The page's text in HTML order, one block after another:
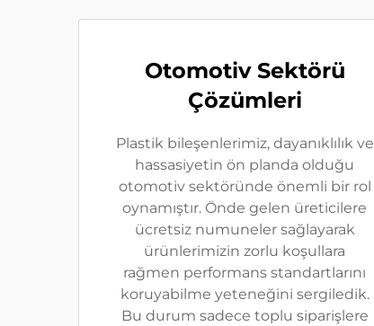
Otomotiv Sektörü
Çözümleri
Plastik bileşenlerimiz, dayanıklılık ve
hassasiyetin ön planda olduğu
otomotiv sektöründe önemli bir rol
oynamıştır. Önde gelen üreticilere
ücretsiz numuneler sağlayarak
ürünlerimizin zorlu koşullara
rağmen performans standartlarını
koruyabilme yeteneğini sergiledik.
Bu durum sadece toplu siparişlere